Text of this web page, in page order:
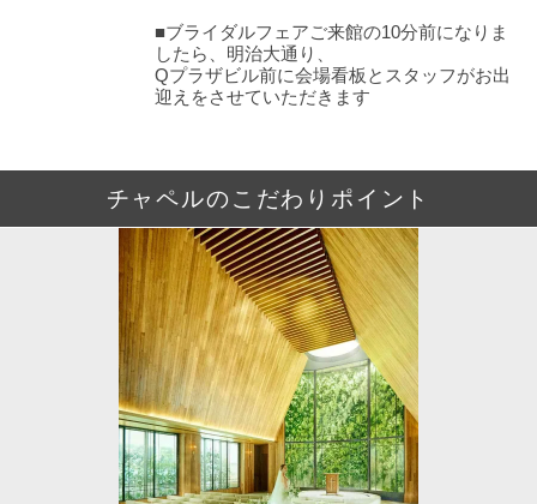
■ブライダルフェアご来館の10分前になりま
したら、明治大通り、
Qプラザビル前に会場看板とスタッフがお出
迎えをさせていただきます
チャペルのこだわりポイント